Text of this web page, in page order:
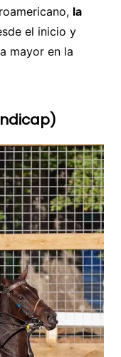
la
el inicio y
mayor en la